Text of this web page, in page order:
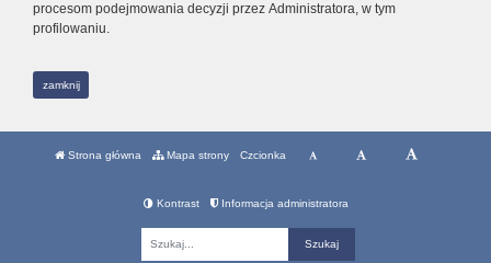
procesom podejmowania decyzji przez Administratora, w tym
profilowaniu.
zamknij
Strona główna Mapa strony Czcionka
Kontrast Informacja administratora